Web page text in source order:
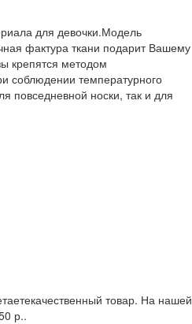
для девочки.Модель
фактура ткани подарит Вашему
крепятся методом
соблюдении температурного
повседневной носки, так и для
товар. На нашей
р..